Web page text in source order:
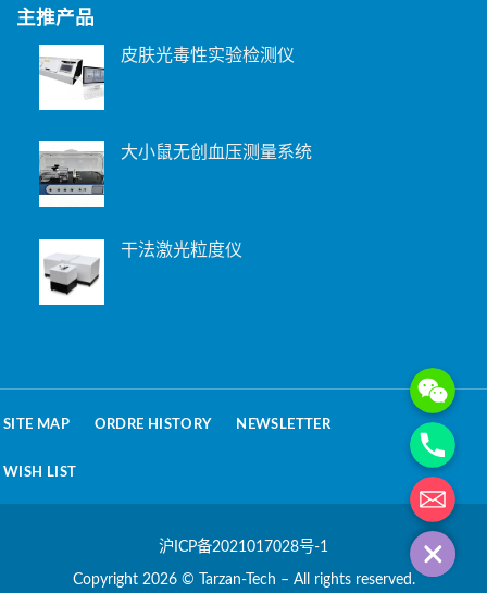
主推产品
皮肤光毒性实验检测仪
大小鼠无创血压测量系统
干法激光粒度仪
SITE MAP ORDRE HISTORY NEWSLETTER
WISH LIST
沪ICP备2021017028号-1
Copyright 2026 © Tarzan-Tech – All rights reserved.
WeChat:
Phone
电子邮箱地址